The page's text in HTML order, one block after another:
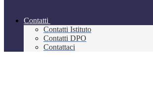
Contatti
Contatti Istituto
Contatti DPO
Contattaci